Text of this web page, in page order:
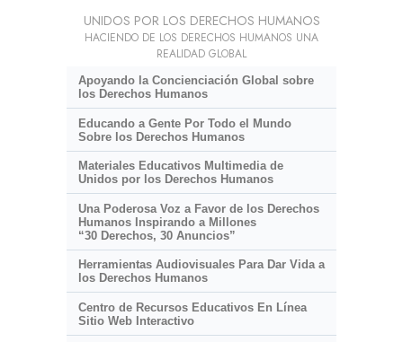
UNIDOS POR LOS DERECHOS HUMANOS
HACIENDO DE LOS DERECHOS HUMANOS UNA
REALIDAD GLOBAL
Apoyando la Concienciación Global sobre
los Derechos Humanos
Educando a Gente Por Todo el Mundo
Sobre los Derechos Humanos
Materiales Educativos Multimedia de
Unidos por los Derechos Humanos
Una Poderosa Voz a Favor de los Derechos
Humanos Inspirando a Millones
“30 Derechos, 30 Anuncios”
Herramientas Audiovisuales Para Dar Vida a
los Derechos Humanos
Centro de Recursos Educativos En Línea
Sitio Web Interactivo